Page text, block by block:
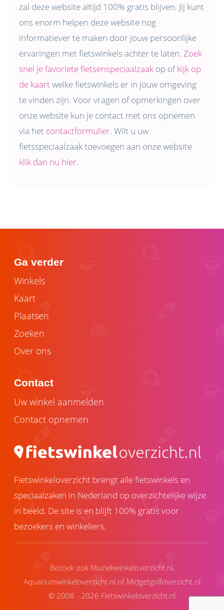
zal deze website altijd 100% gratis blijven. Jij kunt
ons enorm helpen deze website nog
informatiever te maken door jouw persoonlijke
ervaringen met fietswinkels achter te laten. Zoek
snel je favoriete fietsenspeciaalzaakop ofkijk op
de kaartwelke fietswinkels er in jouw omgeving
te vinden zijn. Voor vragen of opmerkingen over
onze website kun je contact met ons opnemen
via het contactformulier. Wilt u uw
fietsspeciaalzaak toevoegen aan onze website
klik dan nu hier.
Ga verder
Winkels
Kaart
Plaatsen
Zoeken
Over ons
Contact
Uw winkel aanmelden
Contact opnemen
Fietswinkeloverzicht brengt alle fietswinkels en
speciaalzaken in Nederland op overzichtelijke wijze
in beeld. De site is en blijft 100% gratis voor
bezoekers en winkeliers.
Bezoek ook Muziekwinkeloverzicht.nl,
Aquariumwinkeloverzicht.nl of Midgetgolfoverzicht.nl
© 2008 - 2026 Fietswinkeloverzicht.nl